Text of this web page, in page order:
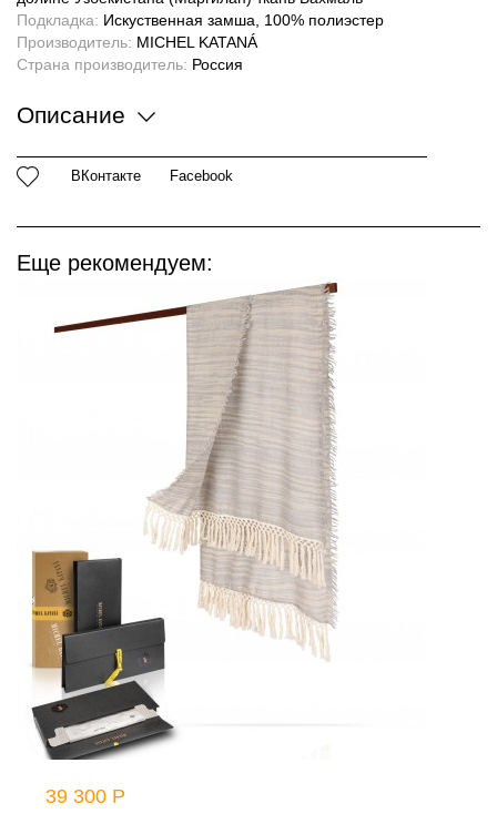
Подкладка: Искуственная замша, 100% полиэстер
Производитель: MICHEL KATANÁ
Страна производитель: Россия
Описание
ВКонтакте Facebook
Еще рекомендуем:
39 300 Р